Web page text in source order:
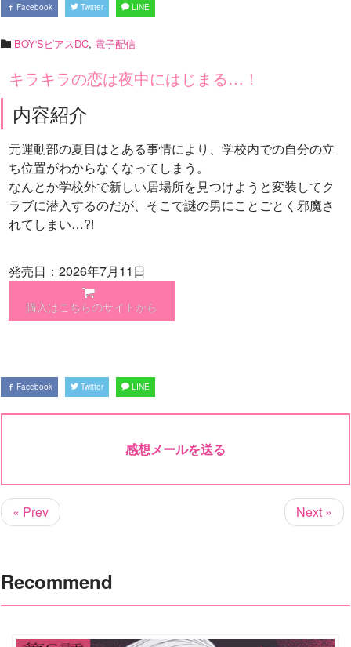
Facebook Twitter LINE
BOY'SピアスDC, 電子配信
キラキラの恋は夜中にはじまる…！
内容紹介
元運動部の夏目はとある事情により、学校内での自分の立
ち位置がわからなくなってしまう。
なんとか学校外で新しい居場所を見つけようと変装してク
ラブに潜入するのだが、そこで謎の男にことごとく邪魔さ
れてしまい…?!
発売日：2026年7月11日
購入はこちらのサイトから
Facebook Twitter LINE
感想メールを送る
« Prev Next »
Recommend